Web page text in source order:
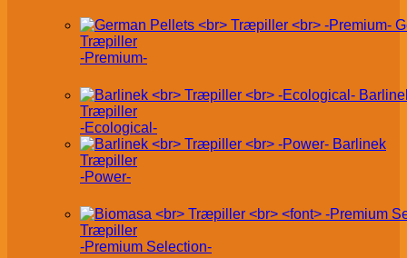
Træpiller
-Premium-
Træpiller
-Ecological-
Barlinek
Træpiller
-Power-
Træpiller
-Premium Selection-